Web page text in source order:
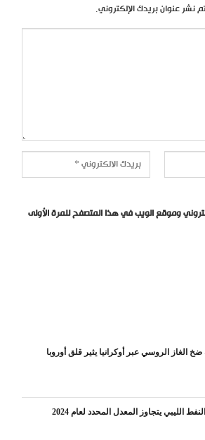
نشر عنوان بريدك الإلكتروني.
وموقع الويب في هذا المتصفح للمرة الأولى
الغاز الروسي عبر أوكرانيا يثير قلق أوروبا
الليبي يتجاوز المعدل المحدد لعام 2024